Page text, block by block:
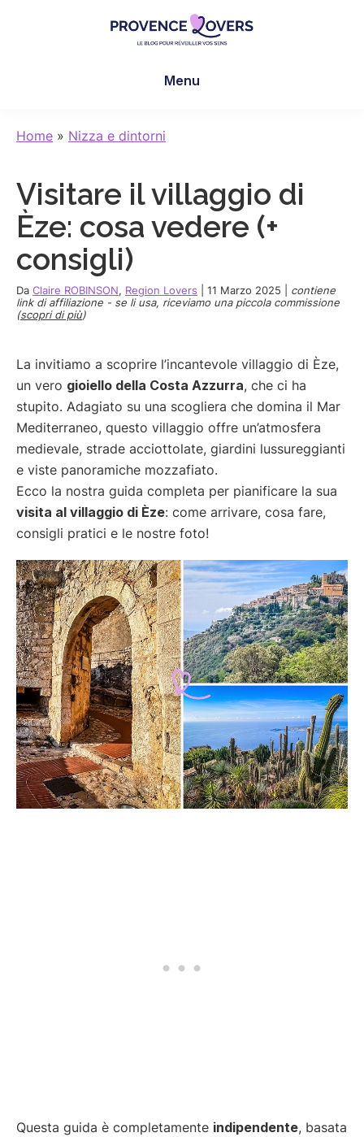
sensi
-
blog
de
Claire
et
Menu
Home » Nizza e dintorni
Visitare il villaggio di
Èze: cosa vedere (+
consigli)
Da Claire ROBINSON, Region Lovers 11 Marzo 2025
contiene
link di affiliazione - se li usa, riceviamo una piccola commissione
(scopri di più)
La invitiamo a scoprire l’incantevole villaggio di Èze,
un vero gioiello della Costa Azzurra, che ci ha
stupito. Adagiato su una scogliera che domina il Mar
Mediterraneo, questo villaggio offre un’atmosfera
medievale, strade acciottolate, giardini lussureggianti
e viste panoramiche mozzafiato.
Ecco la nostra guida completa per pianificare la sua
visita al villaggio di Èze: come arrivare, cosa fare,
consigli pratici e le nostre foto!
Questa guida è completamente indipendente, basata